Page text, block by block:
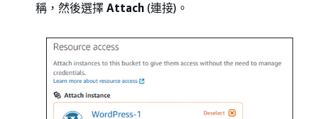
稱，然後選擇 Attach (連接)。